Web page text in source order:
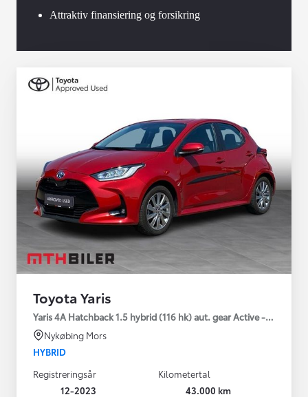
Attraktiv finansiering og forsikring
Toyota Yaris
Yaris 4A Hatchback 1.5 hybrid (116 hk) aut. gear Active -
Nykøbing Mors
HYBRID
Registreringsår
12-2023
Kilometertal
43.000 km